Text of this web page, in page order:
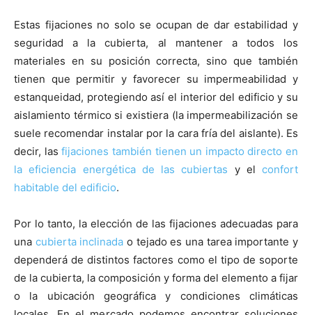
Estas fijaciones no solo se ocupan de dar estabilidad y
seguridad a la cubierta, al mantener a todos los
materiales en su posición correcta, sino que también
tienen que permitir y favorecer su impermeabilidad y
estanqueidad, protegiendo así el interior del edificio y su
aislamiento térmico si existiera (la impermeabilización se
suele recomendar instalar por la cara fría del aislante). Es
decir, lasfijaciones también tienen un impacto directo en
la eficiencia energética de las cubiertas y el confort
habitable del edificio.
Por lo tanto, la elección de las fijaciones adecuadas para
una cubierta inclinada o tejado es una tarea importante y
dependerá de distintos factores como el tipo de soporte
de la cubierta, la composición y forma del elemento a fijar
o la ubicación geográfica y condiciones climáticas